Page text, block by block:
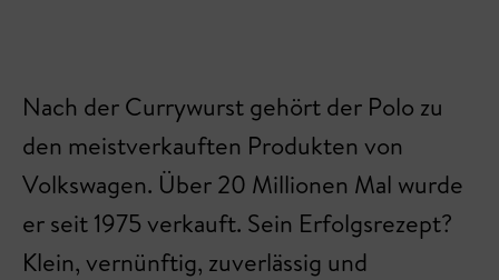
Nach der Currywurst gehört der Polo zu
den meistverkauften Produkten von
Volkswagen. Über 20 Millionen Mal wurde
er seit 1975 verkauft. Sein Erfolgsrezept?
Klein, vernünftig, zuverlässig und